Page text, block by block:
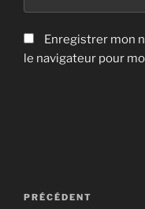
Enregistrer mon
le navigateur pour
Navigation
Article
PRÉCÉDENT